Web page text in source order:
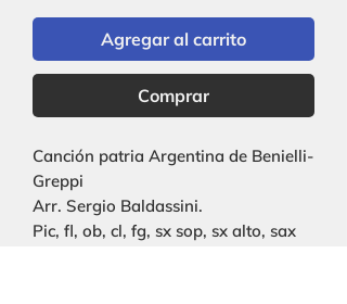
Agregar al carrito
Comprar
Canción patria Argentina de Benielli-
Greppi
Arr. Sergio Baldassini.
Pic, fl, ob, cl, fg, sx sop, sx alto, sax